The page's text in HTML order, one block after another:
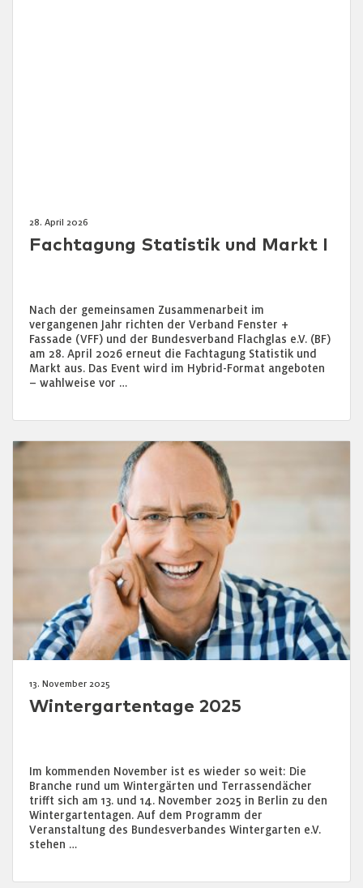
28. April 2026
Fachtagung Statistik und Markt I
Nach der gemeinsamen Zusammenarbeit im
vergangenen Jahr richten der Verband Fenster +
Fassade (VFF) und der Bundesverband Flachglas e.V. (BF)
am 28. April 2026 erneut die Fachtagung Statistik und
Markt aus. Das Event wird im Hybrid-Format angeboten
– wahlweise vor …
13. November 2025
Wintergartentage 2025
Im kommenden November ist es wieder so weit: Die
Branche rund um Wintergärten und Terrassendächer
trifft sich am 13. und 14. November 2025 in Berlin zu den
Wintergartentagen. Auf dem Programm der
Veranstaltung des Bundesverbandes Wintergarten e.V.
stehen …